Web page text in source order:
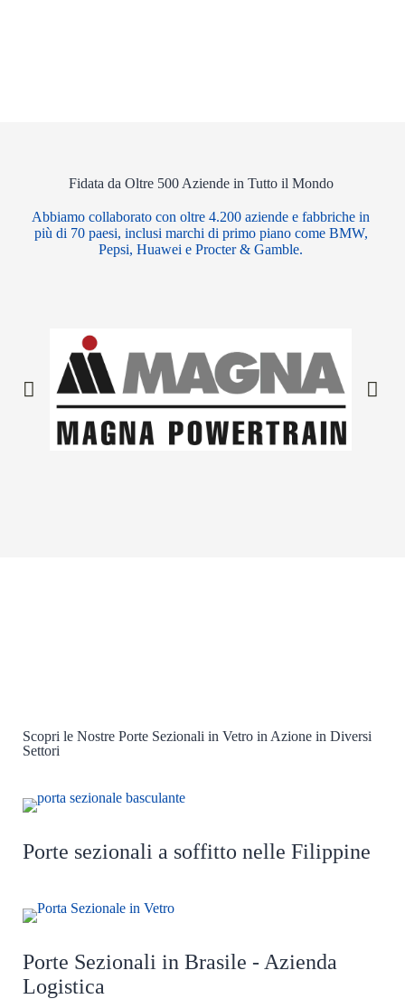
Fidata da Oltre 500 Aziende in Tutto il Mondo
Abbiamo collaborato con oltre 4.200 aziende e fabbriche in
più di 70 paesi, inclusi marchi di primo piano come BMW,
Pepsi, Huawei e Procter & Gamble.
Scopri le Nostre Porte Sezionali in Vetro in Azione in Diversi
Settori
Porte sezionali a soffitto nelle Filippine
Porte Sezionali in Brasile - Azienda
Logistica